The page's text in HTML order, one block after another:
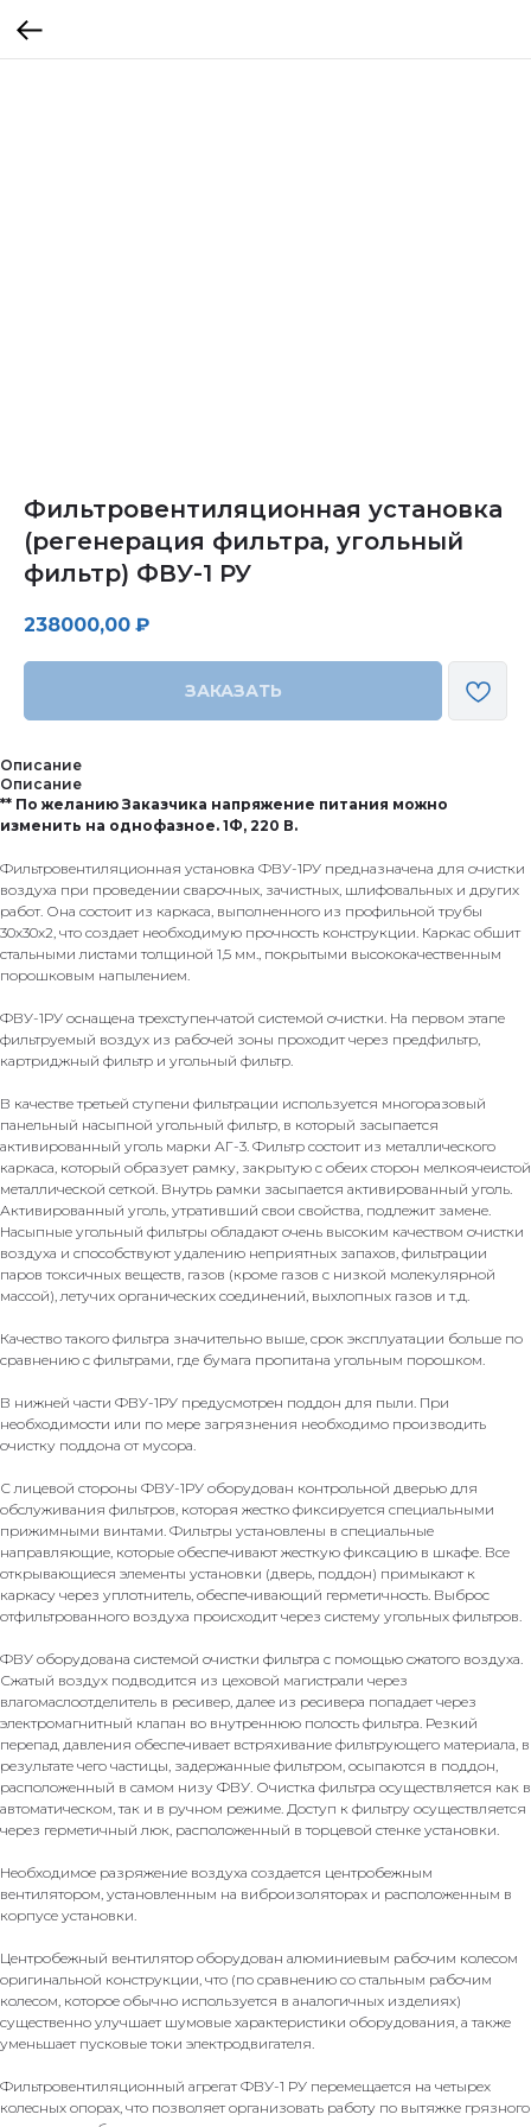
Фильтровентиляционная установка
(регенерация фильтра, угольный
фильтр) ФВУ-1 РУ
238000,00 ₽
ЗАКАЗАТЬ
Описание
Описание
** По желанию Заказчика напряжение питания можно
изменить на однофазное. 1Ф, 220 В.
Фильтровентиляционная установка ФВУ-1РУ предназначена для очистки
воздуха при проведении сварочных, зачистных, шлифовальных и других
работ. Она состоит из каркаса, выполненного из профильной трубы
30х30х2, что создает необходимую прочность конструкции. Каркас обшит
стальными листами толщиной 1,5 мм., покрытыми высококачественным
порошковым напылением.
ФВУ-1РУ оснащена трехступенчатой системой очистки. На первом этапе
фильтруемый воздух из рабочей зоны проходит через предфильтр,
картриджный фильтр и угольный фильтр.
В качестве третьей ступени фильтрации используется многоразовый
панельный насыпной угольный фильтр, в который засыпается
активированный уголь марки АГ-3. Фильтр состоит из металлического
каркаса, который образует рамку, закрытую с обеих сторон мелкоячеистой
металлической сеткой. Внутрь рамки засыпается активированный уголь.
Активированный уголь, утративший свои свойства, подлежит замене.
Насыпные угольный фильтры обладают очень высоким качеством очистки
воздуха и способствуют удалению неприятных запахов, фильтрации
паров токсичных веществ, газов (кроме газов с низкой молекулярной
массой), летучих органических соединений, выхлопных газов и т.д.
Качество такого фильтра значительно выше, срок эксплуатации больше по
сравнению с фильтрами, где бумага пропитана угольным порошком.
В нижней части ФВУ-1РУ предусмотрен поддон для пыли. При
необходимости или по мере загрязнения необходимо производить
очистку поддона от мусора.
С лицевой стороны ФВУ-1РУ оборудован контрольной дверью для
обслуживания фильтров, которая жестко фиксируется специальными
прижимными винтами. Фильтры установлены в специальные
направляющие, которые обеспечивают жесткую фиксацию в шкафе. Все
открывающиеся элементы установки (дверь, поддон) примыкают к
каркасу через уплотнитель, обеспечивающий герметичность. Выброс
отфильтрованного воздуха происходит через систему угольных фильтров.
ФВУ оборудована системой очистки фильтра с помощью сжатого воздуха.
Сжатый воздух подводится из цеховой магистрали через
влагомаслоотделитель в ресивер, далее из ресивера попадает через
электромагнитный клапан во внутреннюю полость фильтра. Резкий
перепад давления обеспечивает встряхивание фильтрующего материала, в
результате чего частицы, задержанные фильтром, осыпаются в поддон,
расположенный в самом низу ФВУ. Очистка фильтра осуществляется как в
автоматическом, так и в ручном режиме. Доступ к фильтру осуществляется
через герметичный люк, расположенный в торцевой стенке установки.
Необходимое разряжение воздуха создается центробежным
вентилятором, установленным на виброизоляторах и расположенным в
корпусе установки.
Центробежный вентилятор оборудован алюминиевым рабочим колесом
оригинальной конструкции, что (по сравнению со стальным рабочим
колесом, которое обычно используется в аналогичных изделиях)
существенно улучшает шумовые характеристики оборудования, а также
уменьшает пусковые токи электродвигателя.
Фильтровентиляционный агрегат ФВУ-1 РУ перемещается на четырех
колесных опорах, что позволяет организовать работу по вытяжке грязного